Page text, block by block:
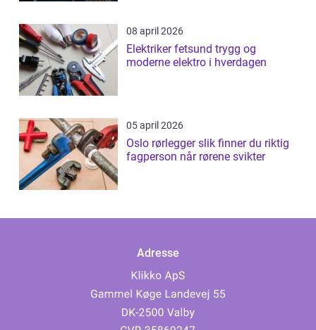
08 april 2026
Elektriker fetsund trygg og
moderne elektro i hverdagen
05 april 2026
Oslo rørlegger slik finner du riktig
fagperson når rørene svikter
Adresse